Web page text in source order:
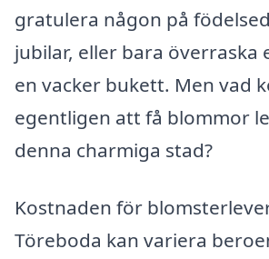
gratulera någon på
jubilar, eller bara överraska
en vacker bukett. Men vad
egentligen att få blommor
denna charmiga stad?
Kostnaden för
Töreboda kan variera